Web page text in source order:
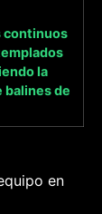
continuos
la
balines de
en